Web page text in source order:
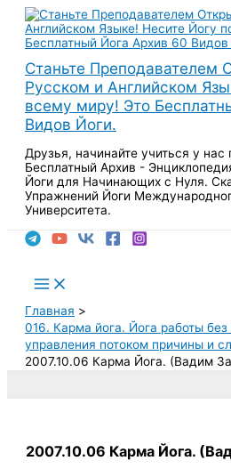
Перейти
содержимому
Станьте Преподавателем
Русском и Английском
всему миру! Это
Видов Йоги.
Друзья, начинайте учиться у
Бесплатный Архив -
Йоги для Начинающих с Нуля.
Упражнений Йоги
Университета.
Main
Menu
Главная
016. Карма йога. Йога работы
управления потоком причины и
2007.10.06 Карма Йога. (Вадим
2007.10.06 Карма Йога.